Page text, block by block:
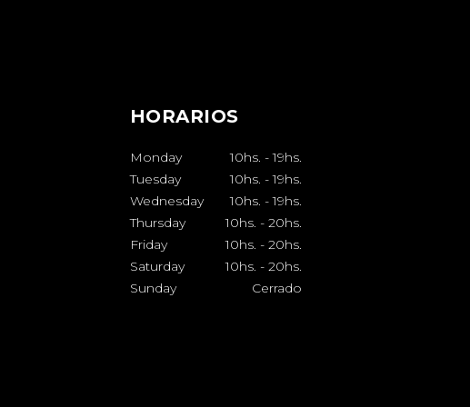
HORARIOS
Monday 10hs. - 19hs.
Tuesday
10hs. - 19hs.
Wednesday
10hs. - 19hs.
Thursday
10hs. - 20hs.
Friday
10hs. - 20hs.
Saturday
10hs. - 20hs.
Sunday
Cerrado